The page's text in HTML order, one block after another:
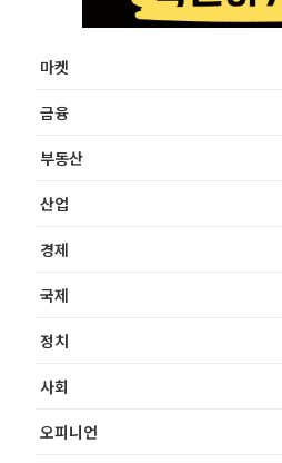
마켓
금융
부동산
산업
경제
국제
정치
사회
오피니언